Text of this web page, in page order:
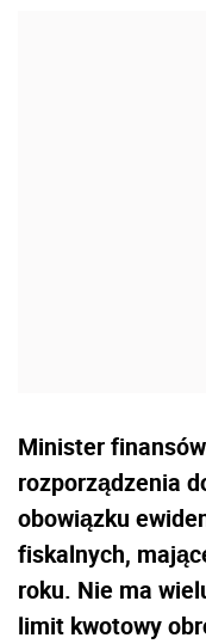
Minister
rozporządzenia
obowiązku
fiskalnych,
roku. Nie ma
limit kwotowy